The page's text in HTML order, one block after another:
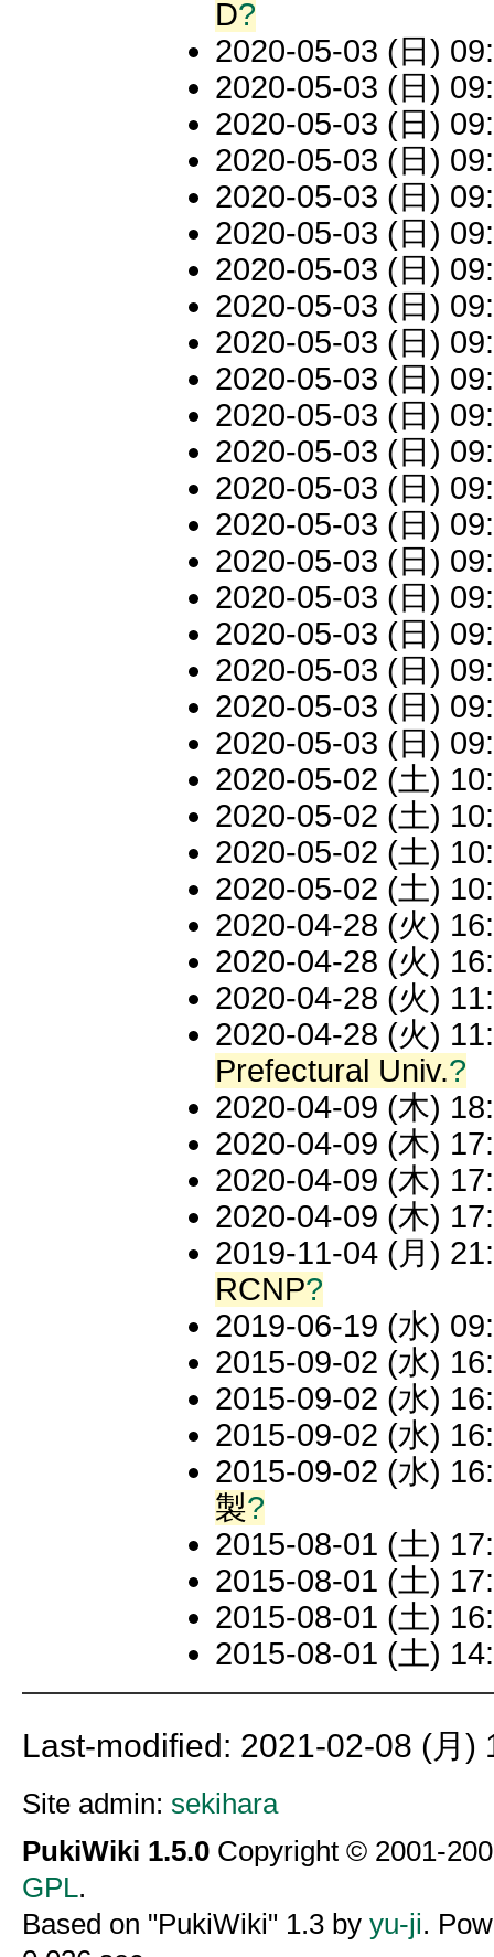
D?
2020-05-03 (日)
2020-05-03 (日)
2020-05-03 (日)
2020-05-03 (日)
2020-05-03 (日)
2020-05-03 (日)
2020-05-03 (日)
2020-05-03 (日)
2020-05-03 (日)
2020-05-03 (日)
2020-05-03 (日)
2020-05-03 (日)
2020-05-03 (日)
2020-05-03 (日)
2020-05-03 (日)
2020-05-03 (日)
2020-05-03 (日)
2020-05-03 (日)
2020-05-03 (日)
2020-05-03 (日)
2020-05-02 (土)
2020-05-02 (土)
2020-05-02 (土)
2020-05-02 (土)
2020-04-28 (火)
2020-04-28 (火)
2020-04-28 (火)
2020-04-28 (火)
Prefectural Univ.?
2020-04-09 (木)
2020-04-09 (木)
2020-04-09 (木)
2020-04-09 (木)
2019-11-04 (月)
RCNP?
2019-06-19 (水)
2015-09-02 (水)
2015-09-02 (水)
2015-09-02 (水)
2015-09-02 (水)
製?
2015-08-01 (土)
2015-08-01 (土)
2015-08-01 (土)
2015-08-01 (土)
Last-modified: 2021-02-08 (月)
Site admin: sekihara
PukiWiki 1.5.0Copyright © 2001-
GPL.
Based on "PukiWiki" 1.3 by yu-ji.